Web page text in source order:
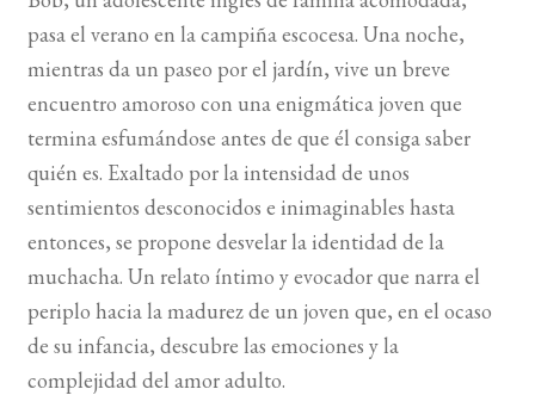
BUSCAR
LISTA DE LIBROS
pasa el verano en la campiña escocesa. Una noche,
mientras da un paseo por el jardín, vive un breve
encuentro amoroso con una enigmática joven que
termina esfumándose antes de que él consiga saber
quién es. Exaltado por la intensidad de unos
sentimientos desconocidos e inimaginables hasta
entonces, se propone desvelar la identidad de la
muchacha. Un relato íntimo y evocador que narra el
periplo hacia la madurez de un joven que, en el ocaso
de su infancia, descubre las emociones y la
complejidad del amor adulto.